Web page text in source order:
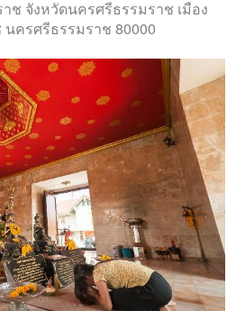
ช จังหวัดนครศรีธรรมราช เมือง
ครศรีธรรมราช 80000